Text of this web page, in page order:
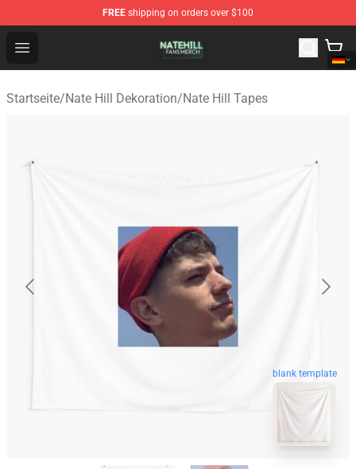
FREE shipping on orders over $100
Open menu
Nate Hill Shop - Official Nate Hill Merchandise Store
Startseite/Nate Hill Dekoration/Nate Hill Tapes
blank template